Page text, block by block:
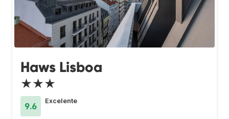
Haws Lisboa
★★★
9.6
Excelente